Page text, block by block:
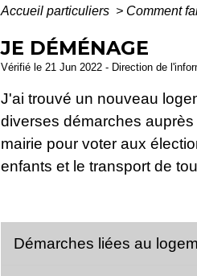
Accueil particuliers > Comment
JE DÉMÉNAGE
Vérifié le 21 Jun 2022 - Direction de
J'ai trouvé un nouveau
diverses démarches
mairie pour voter aux
enfants et le transport de
Démarches liées au